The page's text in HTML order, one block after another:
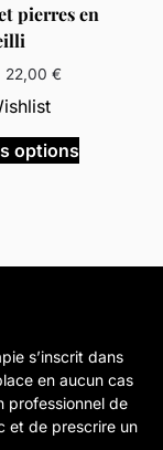
page
pierres en
22,00€
19,00 €
à
optionsproduit
Les
choisies
sur
la
s’inscrit dans
en aucun cas
professionnel de
et de prescrire un